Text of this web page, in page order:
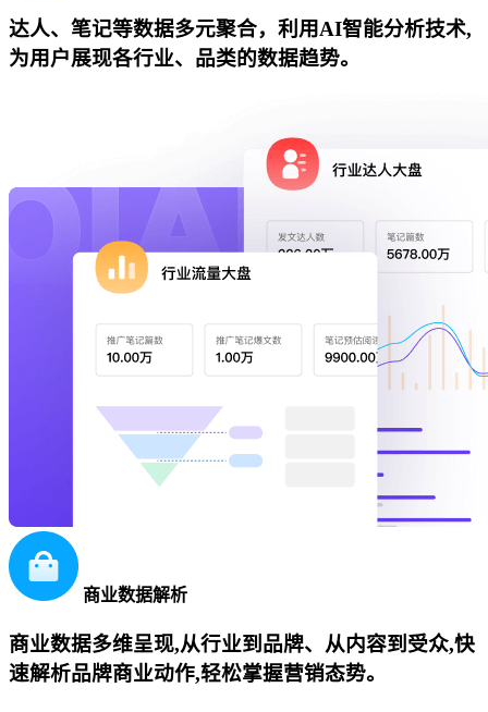
达人、笔记等数据多元聚合，利用AI智能分析技术,
为用户展现各行业、品类的数据趋势。
商业数据解析
商业数据多维呈现,从行业到品牌、从内容到受众,快
速解析品牌商业动作,轻松掌握营销态势。